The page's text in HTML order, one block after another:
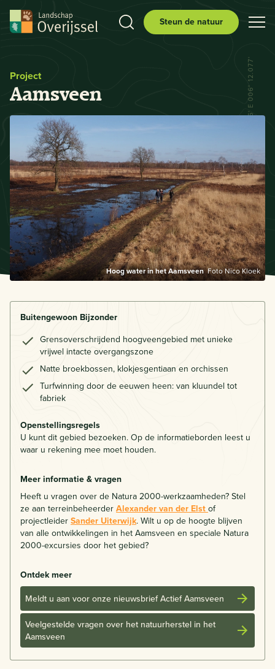
Steun de natuur
Project
Aamsveen
Hoog water in het AamsveenFoto Nico Kloek
N 52° 29.556' E 006° 12.077'
Buitengewoon Bijzonder
Grensoverschrijdend hoogveengebied met unieke
vrijwel intacte overgangszone
Natte broekbossen, klokjesgentiaan en orchissen
Turfwinning door de eeuwen heen: van kluundel tot
fabriek
Openstellingsregels
U kunt dit gebied bezoeken. Op de informatieborden leest u
waar u rekening mee moet houden.
Meer informatie & vragen
Heeft u vragen over de Natura 2000-werkzaamheden? Stel
ze aan terreinbeheerderAlexander van der Elstof
projectleiderSander Uiterwijk. Wilt u op de hoogte blijven
van alle ontwikkelingen in het Aamsveen en speciale Natura
2000-excursies door het gebied?
Ontdek meer
Meldt u aan voor onze nieuwsbrief Actief Aamsveen
Veelgestelde vragen over het natuurherstel in het
Aamsveen